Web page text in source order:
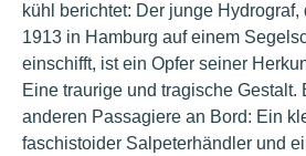
kühl berichtet: Der junge Hydrograf,
1913 in Hamburg auf einem
einschifft, ist ein Opfer seiner
Eine traurige und tragische Gestalt.
anderen Passagiere an Bord: Ein
faschistoider Salpeterhändler und